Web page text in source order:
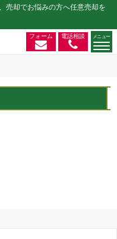
売却でお悩みの方へ任意売却を
フォーム 電話相談